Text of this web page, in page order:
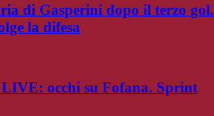
di Gasperini dopo il terzo gol.
la difesa
occhi su Fofana. Sprint